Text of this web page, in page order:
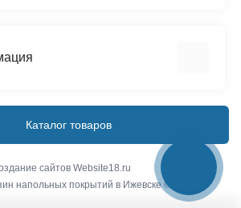
Каталог товаров
сайтов Website18.ru
напольных покрытий в Ижевске © 2026